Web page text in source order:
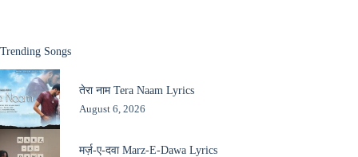
Trending Songs
तेरा नाम Tera Naam Lyrics
August 6, 2026
मर्ज़-ए-दवा Marz-E-Dawa Lyrics